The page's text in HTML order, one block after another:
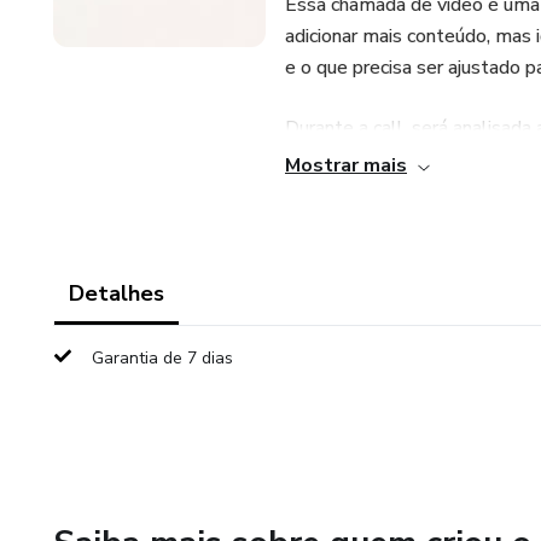
adicionar mais conteúdo,
e o que precisa ser ajustado
Durante a call, será
priorização das matérias, a
Mostrar mais
Detalhes
Garantia de 7 dias